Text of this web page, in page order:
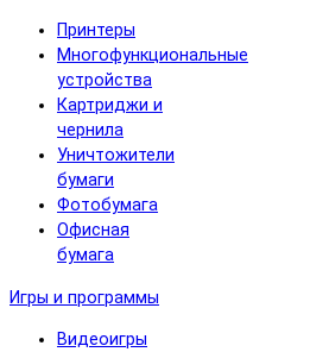
Принтеры
Многофункциональные
устройства
Картриджи и
чернила
Уничтожители
бумаги
Фотобумага
Офисная
бумага
Игры и программы
Видеоигры